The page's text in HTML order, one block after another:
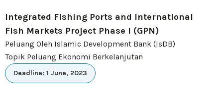
Integrated Fishing Ports and International
Fish Markets Project Phase I (GPN)
Peluang Oleh Islamic Development Bank (IsDB)
Topik Peluang Ekonomi Berkelanjutan
Deadline: 1 June, 2023